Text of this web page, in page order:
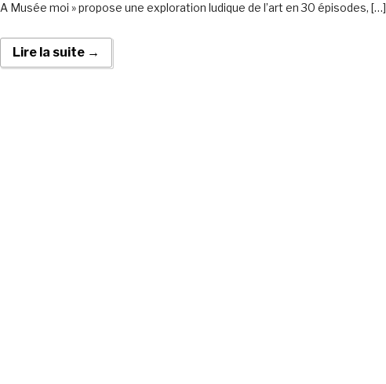
A Musée moi » propose une exploration ludique de l’art en 30 épisodes, […]
Lire la suite →